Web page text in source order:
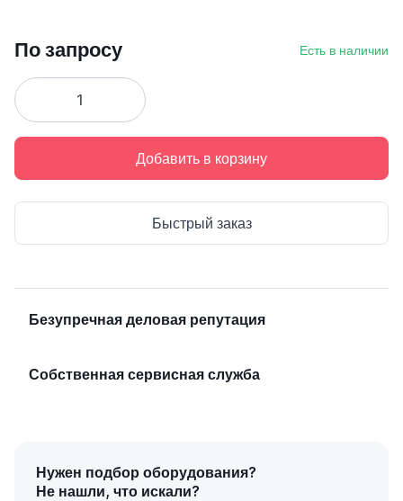
По запросу Есть в наличии
Добавить в корзину
Быстрый заказ
Безупречная деловая репутация
Собственная сервисная служба
Нужен подбор оборудования?
Не нашли, что искали?